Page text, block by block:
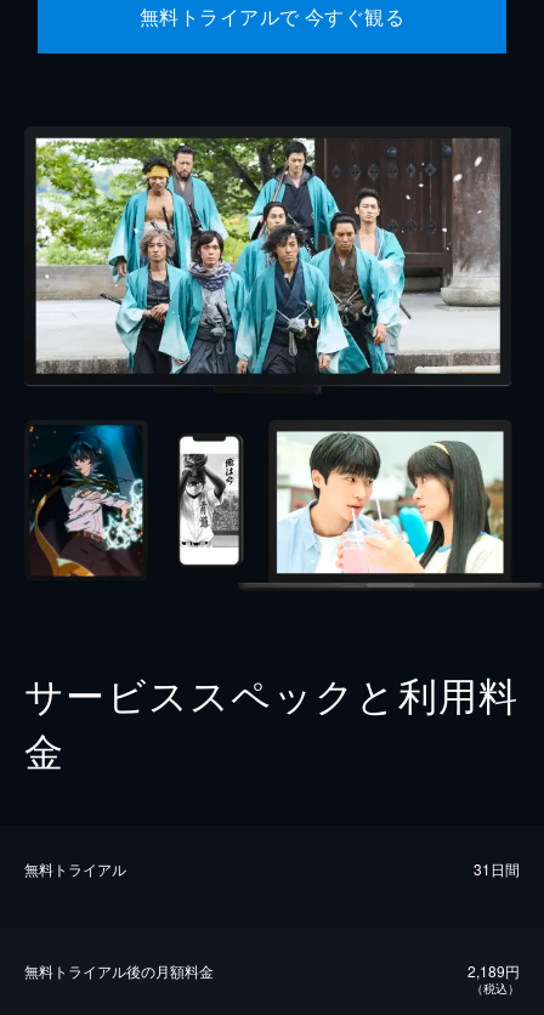
無料トライアルで 今すぐ観る
サービススペックと利用料
金
無料トライアル 31日間
無料トライアル後の⽉額料金 2,189円
（税込）